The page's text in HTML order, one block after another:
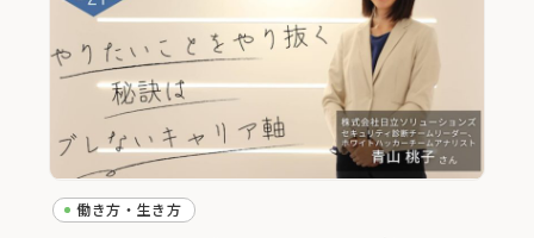
働き方・生き方